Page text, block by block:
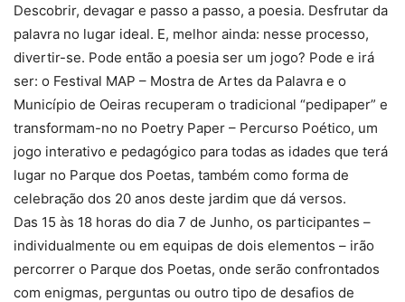
Descobrir, devagar e passo a passo, a poesia. Desfrutar da
palavra no lugar ideal. E, melhor ainda: nesse processo,
divertir-se. Pode então a poesia ser um jogo? Pode e irá
ser: o Festival MAP – Mostra de Artes da Palavra e o
Município de Oeiras recuperam o tradicional “pedipaper” e
transformam-no no Poetry Paper – Percurso Poético, um
jogo interativo e pedagógico para todas as idades que terá
lugar no Parque dos Poetas, também como forma de
celebração dos 20 anos deste jardim que dá versos.
Das 15 às 18 horas do dia 7 de Junho, os participantes –
individualmente ou em equipas de dois elementos – irão
percorrer o Parque dos Poetas, onde serão confrontados
com enigmas, perguntas ou outro tipo de desafios de